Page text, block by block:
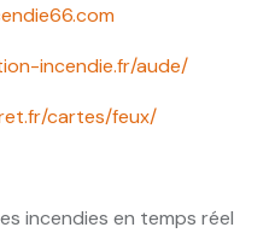
incendie.fr/aude/
cartes/feux/
incendies en temps réel